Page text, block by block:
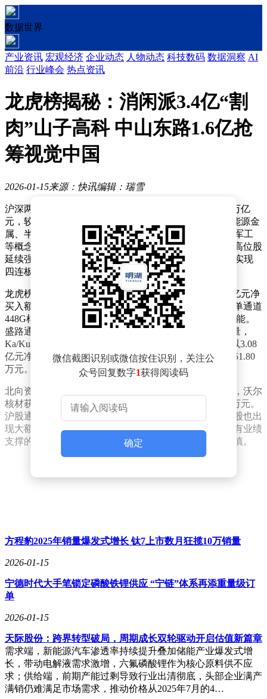
数据世界
产业资讯 宏观经济 企业动态 人物动态 科技数码 数据洞察 AI
前沿 行业峰会 热点资讯
龙虎榜揭秘：消闲派3.4亿“割
肉”山子高科 中山东路1.6亿抢
筹视觉中国
2026-01-15来源：快讯编辑：瑞雪
沪深两市今日呈现缩量震荡格局，全天成交额降至2.91万亿
元，较前一交易日减少1.04万亿元。盘面上，贵金属、能源金
属、半导体等科技板块领涨，而互联网电商、AI应用、军工
等概念股集体回调。市场资金流向呈现明显分化，部分高位股
延续强势表现，化工股博菲电气、AI概念股人民网双双实现
四连板，智能电网板块三变科技收获三连板。
龙虎榜数据显示，机构资金博弈加剧。沃尔核材以8.29亿元净
买入额位居榜首，该公司铜缆高速连接业务取得突破，单通道
448G样品已送重点客户验证，同时拟投资15亿元扩建产能。
盛路通信获3.27亿元资金抢筹，其商业航天业务持续放量，
Ka/Ku频段天线已应用于卫星互联网项目。合锻智能则以3.08
亿元净买入额跻身前三，该股沪股通专用席位净买入5951.80
万元。
北向资金延续分化态势，深股通专用席位现身19只个股，沃尔
核材获净买入2.54亿元居首，但同时卖出利欧股份7805万元。
沪股通方面，除合锻智能外，三变科技、省广集团等个股也出
现大额资金流动。市场人士指出，当前资金更倾向于具有业绩
支撑的科技成长股，而对前期涨幅过大的题材股保持谨慎。
微信截图识别或微信按住识别，关注公
众号回复数字1获得阅读码
确定
方程豹2025年销量爆发式增长 钛7上市数月狂揽10万销量
2026-01-15
宁德时代大手笔锁定磷酸铁锂供应 “宁链”体系再添重量级订
单
2026-01-15
天际股份：跨界转型破局，周期成长双轮驱动开启估值新篇章
需求端，新能源汽车渗透率持续提升叠加储能产业爆发式增
长，带动电解液需求激增，六氟磷酸锂作为核心原料供不应
求；供给端，前期产能过剩导致行业出清彻底，头部企业满产
满销仍难满足市场需求，推动价格从2025年7月的4…